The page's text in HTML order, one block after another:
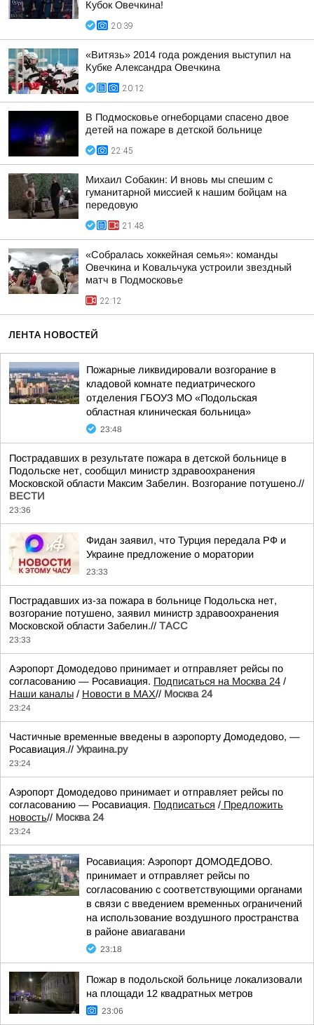
Кубок Овечкина!
20:39
«Витязь» 2014 года рождения выступил на
Кубке Александра Овечкина
20:12
В Подмосковье огнеборцами спасено двое
детей на пожаре в детской больнице
22:45
Михаил Собакин: И вновь мы спешим с
гуманитарной миссией к нашим бойцам на
передовую
21:48
«Собралась хоккейная семья»: команды
Овечкина и Ковальчука устроили звездный
матч в Подмосковье
22:12
ЛЕНТА НОВОСТЕЙ
Пожарные ликвидировали возгорание в
кладовой комнате педиатрического
отделения ГБОУЗ МО «Подольская
областная клиническая больница»
23:48
Пострадавших в результате пожара в детской больнице в
Подольске нет, сообщил министр здравоохранения
Московской области Максим Забелин. Возгорание потушено.//
ВЕСТИ
23:36
Фидан заявил, что Турция передала РФ и
Украине предложение о моратории
23:33
Пострадавших из-за пожара в больнице Подольска нет,
возгорание потушено, заявил министр здравоохранения
Московской области Забелин.// ТАСС
23:33
Аэропорт Домодедово принимает и отправляет рейсы по
согласованию — Росавиация. Подписаться на Москва 24 /
Наши каналы / Новости в MAX// Москва 24
23:24
Частичные временные введены в аэропорту Домодедово, —
Росавиация.// Украина.ру
23:24
Аэропорт Домодедово принимает и отправляет рейсы по
согласованию — Росавиация. Подписаться / Предложить
новость// Москва 24
23:24
Росавиация: Аэропорт ДОМОДЕДОВО.
принимает и отправляет рейсы по
согласованию с соответствующими органами
в связи с введением временных ограничений
на использование воздушного пространства
в районе авиагавани
23:18
Пожар в подольской больнице локализовали
на площади 12 квадратных метров
23:06